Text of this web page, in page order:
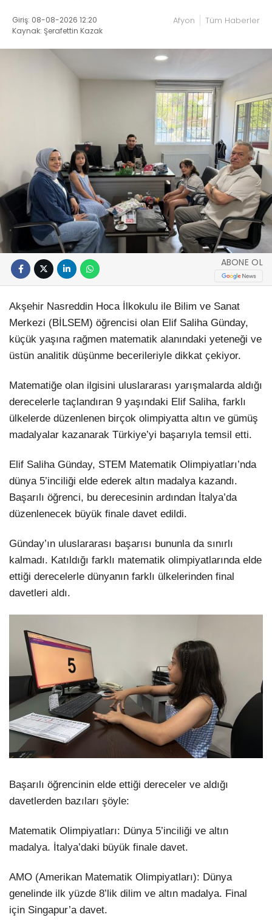
Giriş: 08-08-2026 12:20
Kaynak: Şerafettin Kazak
Afyon Tüm Haberler
ABONE OL
Akşehir Nasreddin Hoca İlkokulu ile Bilim ve Sanat
Merkezi (BİLSEM) öğrencisi olan Elif Saliha Günday,
küçük yaşına rağmen matematik alanındaki yeteneği ve
üstün analitik düşünme becerileriyle dikkat çekiyor.
Matematiğe olan ilgisini uluslararası yarışmalarda aldığı
derecelerle taçlandıran 9 yaşındaki Elif Saliha, farklı
ülkelerde düzenlenen birçok olimpiyatta altın ve gümüş
madalyalar kazanarak Türkiye’yi başarıyla temsil etti.
Elif Saliha Günday, STEM Matematik Olimpiyatları’nda
dünya 5’inciliği elde ederek altın madalya kazandı.
Başarılı öğrenci, bu derecesinin ardından İtalya’da
düzenlenecek büyük finale davet edildi.
Günday’ın uluslararası başarısı bununla da sınırlı
kalmadı. Katıldığı farklı matematik olimpiyatlarında elde
ettiği derecelerle dünyanın farklı ülkelerinden final
davetleri aldı.
Başarılı öğrencinin elde ettiği dereceler ve aldığı
davetlerden bazıları şöyle:
Matematik Olimpiyatları: Dünya 5’inciliği ve altın
madalya. İtalya’daki büyük finale davet.
AMO (Amerikan Matematik Olimpiyatları): Dünya
genelinde ilk yüzde 8’lik dilim ve altın madalya. Final
için Singapur’a davet.